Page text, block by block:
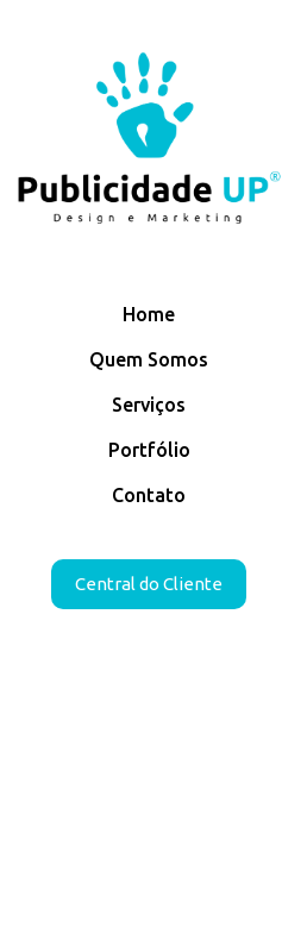
Home
Quem Somos
Serviços
Portfólio
Contato
Central do Cliente